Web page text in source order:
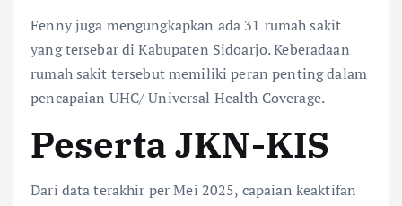
Fenny juga mengungkapkan ada 31 rumah sakit
yang tersebar di Kabupaten Sidoarjo. Keberadaan
rumah sakit tersebut memiliki peran penting dalam
pencapaian UHC/ Universal Health Coverage.
Peserta JKN-KIS
Dari data terakhir per Mei 2025, capaian keaktifan